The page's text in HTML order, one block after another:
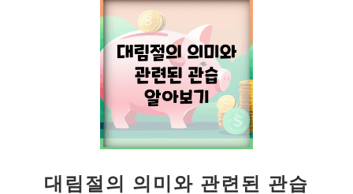
대림절의 의미와 관련된 관습